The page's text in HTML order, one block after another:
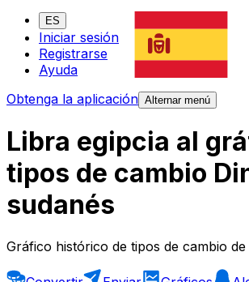
ES
Iniciar sesión
Registrarse
Ayuda
Obtenga la aplicación Alternar menú
Libra egipcia al
tipos de cambio
sudanés
Gráfico histórico de tipos de cambio de